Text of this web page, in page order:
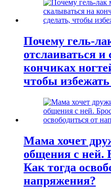
Почему гель-
отслаиваться
кончиках
чтобы
Мама хочет
общения с ней.
Как тогда
напряжения?